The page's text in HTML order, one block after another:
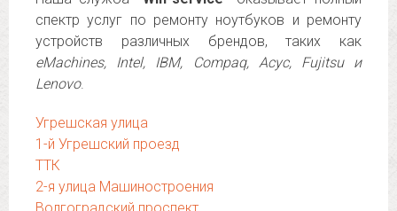
спектр услуг по ремонту ноутбуков и ремонту
устройств различных брендов, таких как
eMachines, Intel, IBM, Compaq, Асус, Fujitsu и
Lenovo.
Угрешская улица
1-й Угрешский проезд
ТТК
2-я улица Машиностроения